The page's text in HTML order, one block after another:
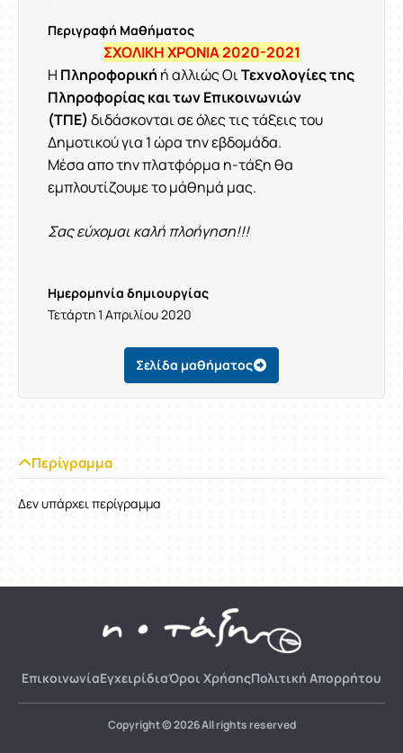
Περιγραφή Μαθήματος
ΣΧΟΛΙΚΗ ΧΡΟΝΙΑ 2020-2021
Η Πληροφορική ή αλλιώς ΟιΤεχνολογίες της
Πληροφορίας και των Επικοινωνιών
(ΤΠΕ) διδάσκονται σε όλες τις τάξεις του
Δημοτικού για 1 ώρα την εβδομάδα.
Μέσα απο την πλατφόρμα η-τάξη θα
εμπλουτίζουμε το μάθημά μας.
Σας εύχομαι καλή πλοήγηση!!!
Ημερομηνία δημιουργίας
Τετάρτη 1 Απριλίου 2020
Σελίδα μαθήματος
Περίγραμμα
Δεν υπάρχει περίγραμμα
ΕπικοινωνίαΕγχειρίδιαΌροι ΧρήσηςΠολιτική Απορρήτου
Copyright © 2026 All rights reserved